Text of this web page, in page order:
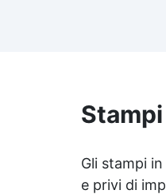
e
e
Gli stampi
e privi di